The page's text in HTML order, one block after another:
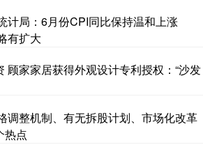
计局：6月份CPI同比保持温和上涨
有扩大
顾家家居获得外观设计专利授权：“沙发
调整机制、有无拆股计划、市场化改革
热点